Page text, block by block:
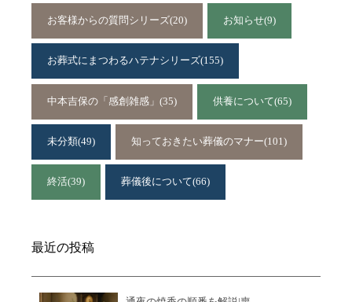
お客様からの質問シリーズ(20) お知らせ(9)
お葬式にまつわるハテナシリーズ(155)
中本吉保の「感創雑感」 (35) 供養について(65)
未分類(49) 知っておきたい葬儀のマナー(101)
終活(39) 葬儀後について(66)
最近の投稿